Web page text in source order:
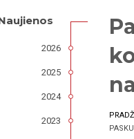
2026
2025
2024
2023